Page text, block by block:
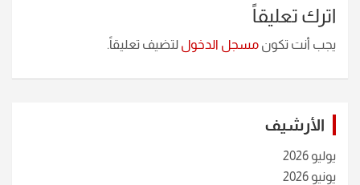
اترك تعليقاً
يجب أنت تكون مسجل الدخول لتضيف تعليقاً.
الأرشيف
يوليو 2026
يونيو 2026